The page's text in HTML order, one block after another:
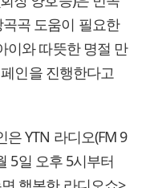
곡 도움이 필요한
이와 따뜻한 명절 만
페인을 진행한다고
YTN 라디오(FM 9
5일 오후 5시부터